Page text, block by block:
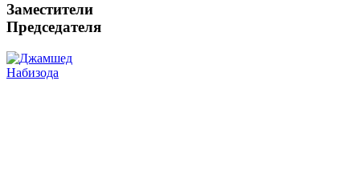
Заместители
Председателя